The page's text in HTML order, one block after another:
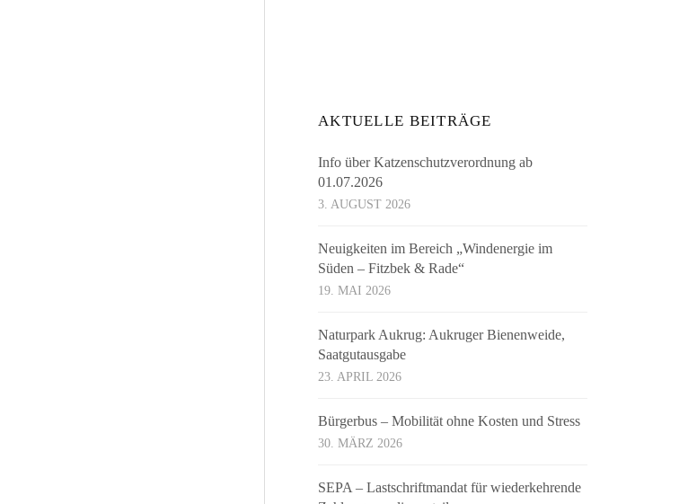
AKTUELLE BEITRÄGE
Info über Katzenschutzverordnung ab
01.07.2026
3. AUGUST 2026
Neuigkeiten im Bereich „Windenergie im
Süden – Fitzbek & Rade“
19. MAI 2026
Naturpark Aukrug: Aukruger Bienenweide,
Saatgutausgabe
23. APRIL 2026
Bürgerbus – Mobilität ohne Kosten und Stress
30. MÄRZ 2026
SEPA – Lastschriftmandat für wiederkehrende